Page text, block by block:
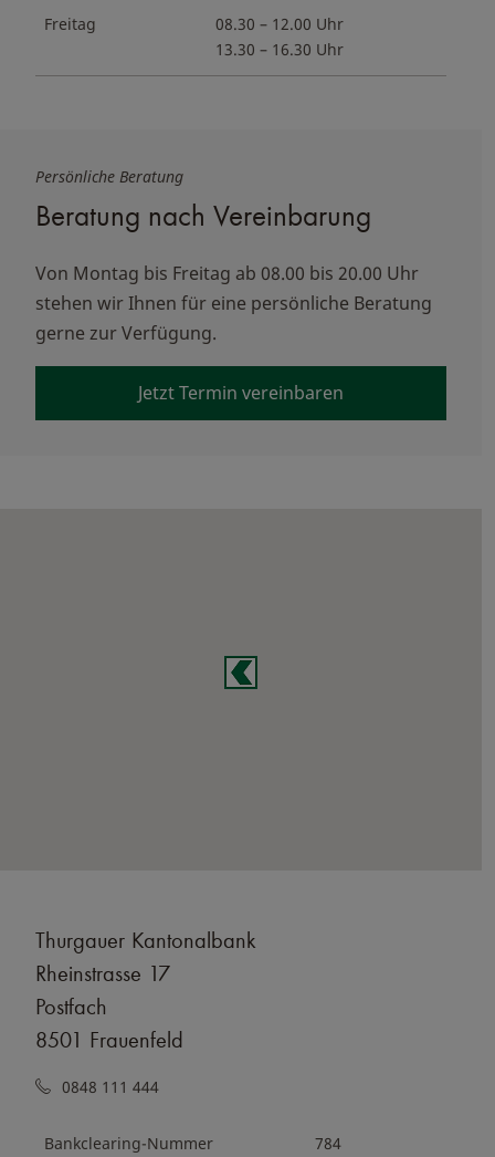
Freitag
08.30 – 12.00 Uhr
13.30 – 16.30 Uhr
Persönliche Beratung
Beratung nach Vereinbarung
Von Montag bis Freitag ab 08.00 bis 20.00 Uhr
stehen wir Ihnen für eine persönliche Beratung
gerne zur Verfügung.
Jetzt Termin vereinbaren
Thurgauer Kantonalbank
Rheinstrasse 17
Postfach
8501 Frauenfeld
0848 111 444
Bankclearing-Nummer 784